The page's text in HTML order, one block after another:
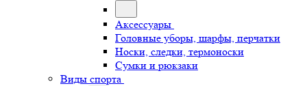
Аксессуары
Головные уборы, шарфы, перчатки
Носки, следки, термоноски
Сумки и рюкзаки
Виды спорта